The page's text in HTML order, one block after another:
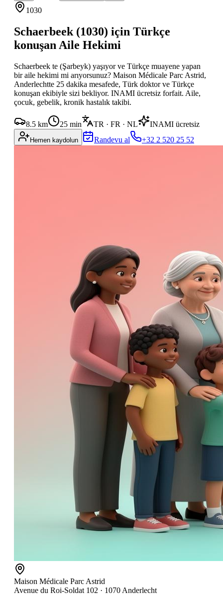
1030
Schaerbeek (1030) için Türkçe
konuşan Aile Hekimi
Schaerbeek te (Şarbeyk) yaşıyor ve Türkçe muayene yapan
bir aile hekimi mi arıyorsunuz? Maison Médicale Parc Astrid,
Anderlechtte 25 dakika mesafede, Türk doktor ve Türkçe
konuşan ekibiyle sizi bekliyor. INAMI ücretsiz forfait. Aile,
çocuk, gebelik, kronik hastalık takibi.
8.5 km 25 min TR · FR · NL INAMI ücretsiz
Hemen kaydolun Randevu al +32 2 520 25 52
Maison Médicale Parc Astrid
Avenue du Roi-Soldat 102 · 1070 Anderlecht